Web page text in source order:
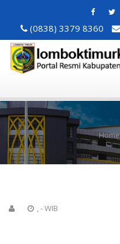
(0838) 3379 8360
Home
, - WIB